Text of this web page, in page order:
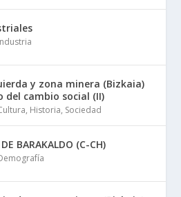
y zona minera (Bizkaia)
del cambio social (II)
, Historia, Sociedad
BARAKALDO (C-CH)